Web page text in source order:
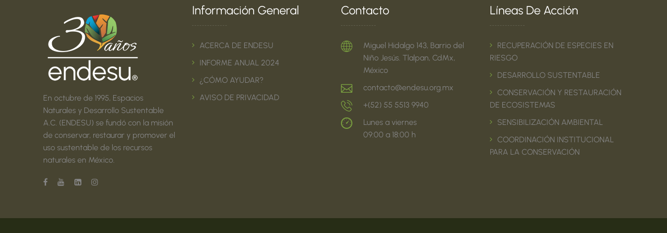
En octubre de 1995, Espacios
Naturales y Desarrollo Sustentable
A.C. (ENDESU) se fundó con la misión
de conservar, restaurar y promover el
uso sustentable de los recursos
naturales en México.
Información General
ACERCA DE ENDESU
INFORME ANUAL 2024
¿CÓMO AYUDAR?
AVISO DE PRIVACIDAD
Contacto
Miguel Hidalgo 143, Barrio del
Niño Jesús. Tlalpan, CdMx,
México
contacto@endesu.org.mx
+(52) 55 5513 9940
Lunes a viernes
09:00 a 18:00 h
Líneas De Acción
RECUPERACIÓN DE ESPECIES EN
RIESGO
DESARROLLO SUSTENTABLE
CONSERVACIÓN Y RESTAURACIÓN
DE ECOSISTEMAS
SENSIBILIZACIÓN AMBIENTAL
COORDINACIÓN INSTITUCIONAL
PARA LA CONSERVACIÓN